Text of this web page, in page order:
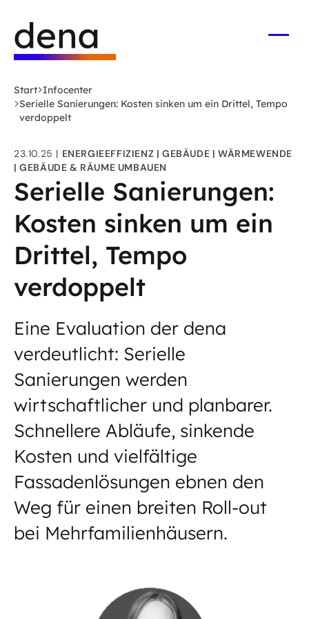
Hauptinhalt
springen
Deutsche
Energie-
Agentur
-
zur
Start Infocenter
Serielle Sanierungen: Kosten sinken um ein Drittel, Tempo
verdoppelt
23.10.25 ENERGIEEFFIZIENZ GEBÄUDE
WÄRMEWENDE
GEBÄUDE & RÄUME UMBAUEN
Serielle Sanierungen:
Kosten sinken um ein
Drittel, Tempo
verdoppelt
Eine Evaluation der dena
verdeutlicht: Serielle
Sanierungen werden
wirtschaftlicher und planbarer.
Schnellere Abläufe, sinkende
Kosten und vielfältige
Fassadenlösungen ebnen den
Weg für einen breiten Roll-out
bei Mehrfamilienhäusern.